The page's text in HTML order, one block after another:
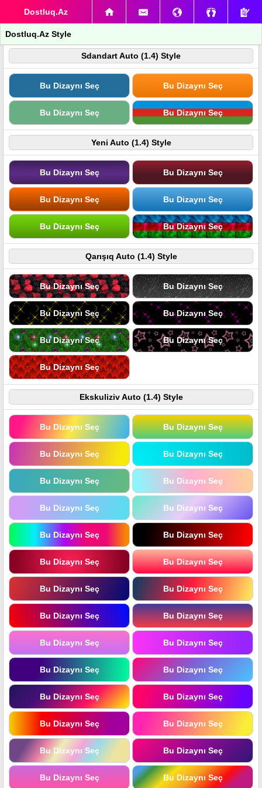
Dostluq.Az
Dostluq.Az Style
Sdandart Auto (1.4) Style
Bu Dizaynı Seç Bu Dizaynı Seç
Bu Dizaynı Seç Bu Dizaynı Seç
Yeni Auto (1.4) Style
Bu Dizaynı Seç Bu Dizaynı Seç
Bu Dizaynı Seç Bu Dizaynı Seç
Bu Dizaynı Seç Bu Dizaynı Seç
Qarışıq Auto (1.4) Style
Bu Dizaynı Seç Bu Dizaynı Seç
Bu Dizaynı Seç Bu Dizaynı Seç
Bu Dizaynı Seç Bu Dizaynı Seç
Bu Dizaynı Seç
Ekskuliziv Auto (1.4) Style
Bu Dizaynı Seç Bu Dizaynı Seç
Bu Dizaynı Seç Bu Dizaynı Seç
Bu Dizaynı Seç Bu Dizaynı Seç
Bu Dizaynı Seç Bu Dizaynı Seç
Bu Dizaynı Seç Bu Dizaynı Seç
Bu Dizaynı Seç Bu Dizaynı Seç
Bu Dizaynı Seç Bu Dizaynı Seç
Bu Dizaynı Seç Bu Dizaynı Seç
Bu Dizaynı Seç Bu Dizaynı Seç
Bu Dizaynı Seç Bu Dizaynı Seç
Bu Dizaynı Seç Bu Dizaynı Seç
Bu Dizaynı Seç Bu Dizaynı Seç
Bu Dizaynı Seç Bu Dizaynı Seç
Bu Dizaynı Seç Bu Dizaynı Seç